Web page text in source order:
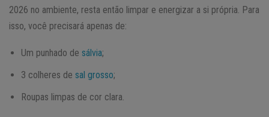
2026 no ambiente, resta então limpar e energizar a si própria. Para
isso, você precisará apenas de:
Um punhado de sálvia;
3 colheres de sal grosso;
Roupas limpas de cor clara.